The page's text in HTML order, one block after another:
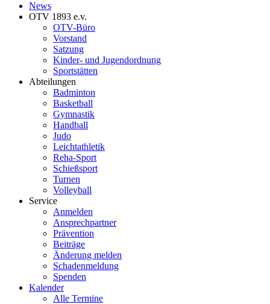
News
OTV 1893 e.v.
OTV-Büro
Vorstand
Satzung
Kinder- und Jugendordnung
Sportstätten
Abteilungen
Badminton
Basketball
Gymnastik
Handball
Judo
Leichtathletik
Reha-Sport
Schießsport
Turnen
Volleyball
Service
Anmelden
Ansprechpartner
Prävention
Beiträge
Änderung melden
Schadenmeldung
Spenden
Kalender
Alle Termine